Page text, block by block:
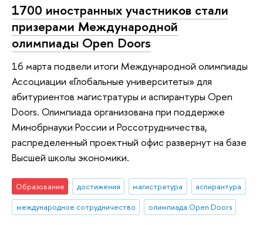
1700 иностранных участников стали
призерами Международной
олимпиады Open Doors
16 марта подвели итоги Международной олимпиады
Ассоциации «Глобальные университеты» для
абитуриентов магистратуры и аспирантуры Open
Doors. Олимпиада организована при поддержке
Минобрнауки России и Россотрудничества,
распределенный проектный офис развернут на базе
Высшей школы экономики.
Образование достижения магистратура
аспирантура
международное сотрудничество
олимпиада Open Doors